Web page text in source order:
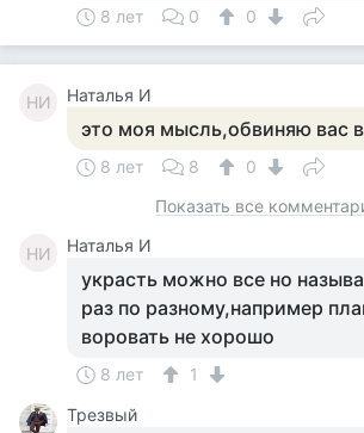
8 лет 0 0
НИ Наталья И
это моя мысль,обвиняю вас
8 лет 8
0
Показать все
НИ Наталья И
украсть можно все но
раз по разному,например
воровать не хорошо
8 лет
1
Трезвый